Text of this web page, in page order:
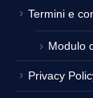
Termini e
Modulo
Privacy